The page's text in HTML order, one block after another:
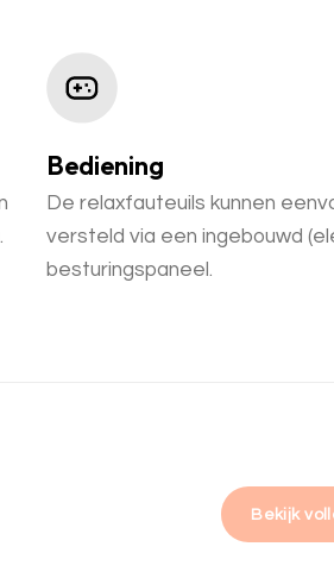
Bediening
De relaxfauteuils kunnen
versteld via een ingebouwd
besturingspaneel.
Bekijk